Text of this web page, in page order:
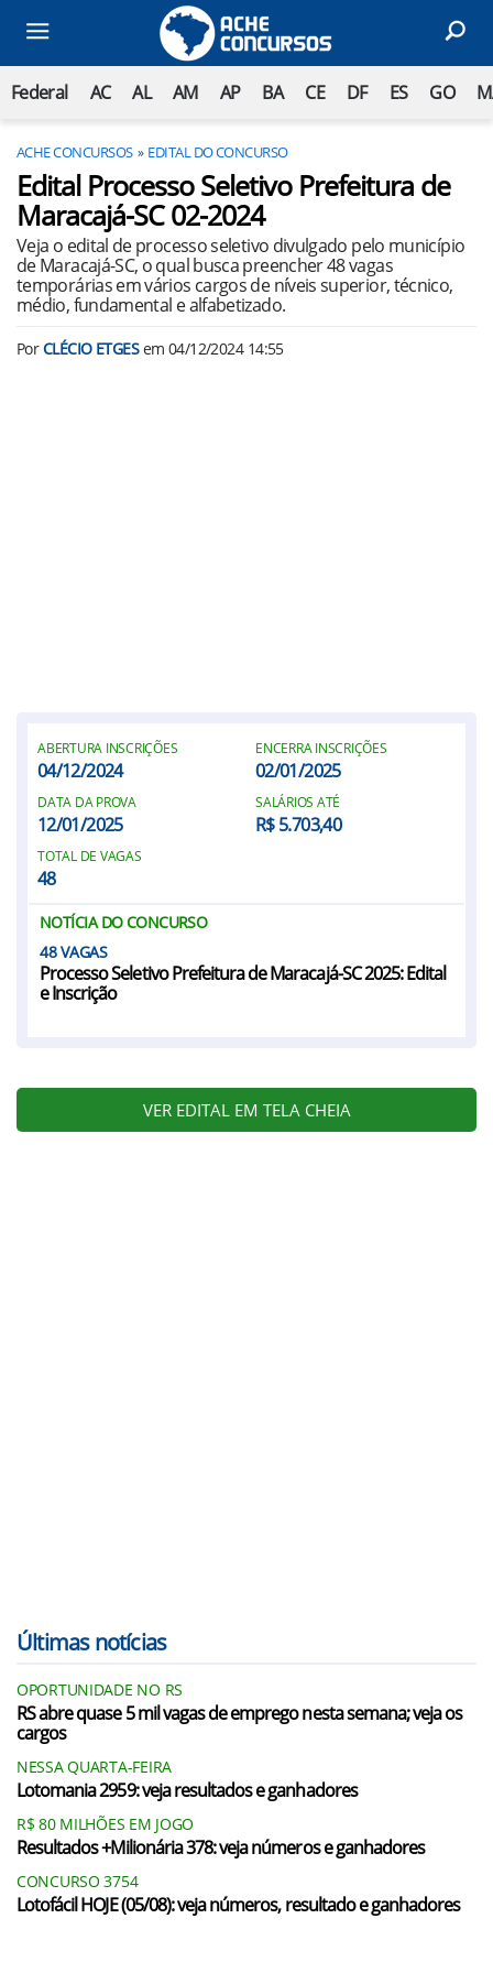
Federal AC AL AM AP BA CE DF ES GO
ACHE CONCURSOS EDITAL DO CONCURSO
Edital Processo Seletivo Prefeitura de
Maracajá-SC 02-2024
Veja o edital de processo seletivo divulgado pelo município
de Maracajá-SC, o qual busca preencher 48 vagas
temporárias em vários cargos de níveis superior, técnico,
médio, fundamental e alfabetizado.
PorCLÉCIO ETGESem 04/12/2024 14:55
ABERTURA INSCRIÇÕES
04/12/2024
ENCERRA INSCRIÇÕES
02/01/2025
DATA DA PROVA
12/01/2025
SALÁRIOS ATÉ
R$ 5.703,40
TOTAL DE VAGAS
48
NOTÍCIA DO CONCURSO
48
Processo Seletivo Prefeitura de Maracajá-SC 2025: Edital
e Inscrição
VER EDITAL EM TELA CHEIA
Últimas notícias
OPORTUNIDADE NO RS
RS abre quase 5 mil vagas de emprego nesta semana; veja os
cargos
NESSA QUARTA-FEIRA
Lotomania 2959: veja resultados e ganhadores
R$ 80 MILHÕES EM JOGO
Resultados +Milionária 378: veja números e ganhadores
CONCURSO 3754
Lotofácil HOJE (05/08): veja números, resultado e ganhadores